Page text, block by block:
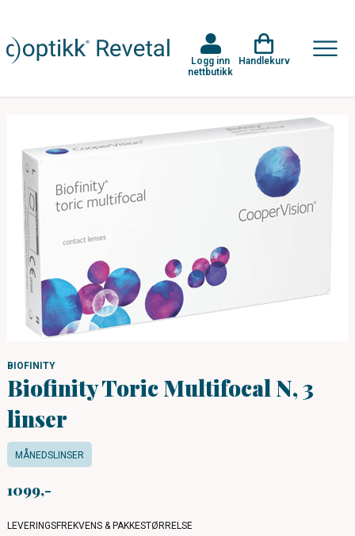
Logg inn
nettbutikk
Handlekurv
BIOFINITY
Biofinity Toric Multifocal N, 3
linser
MÅNEDSLINSER
1099
LEVERINGSFREKVENS & PAKKESTØRRELSE